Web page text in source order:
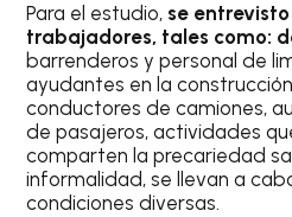
Para el estudio, se
trabajadores, tales como:
barrenderos y personal de
ayudantes en la
conductores de camiones,
de pasajeros, actividades
comparten la precariedad
informalidad, se llevan a
condiciones diversas.